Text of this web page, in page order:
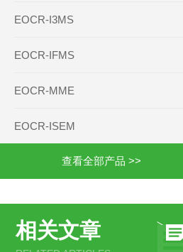
EOCR-I3MS
EOCR-IFMS
EOCR-MME
EOCR-ISEM
查看全部产品 >>
相关文章